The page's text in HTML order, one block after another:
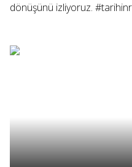
dönüşünü izliyoruz.